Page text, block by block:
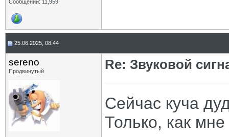
Сообщений: 11,959
25.06.2025, 08:44
sereno
Продвинутый Re: Звуковой
Сейчас куча
Только, как